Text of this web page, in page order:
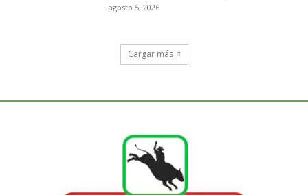
agosto 5, 2026
Cargar más